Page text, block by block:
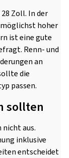
Zoll. In der
hoher
ist eine gute
Renn- und
an
die
passen.
sollten
aus.
inklusive
entscheidet